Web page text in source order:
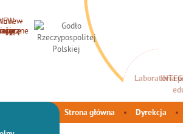
Strona główna Dyrekcja